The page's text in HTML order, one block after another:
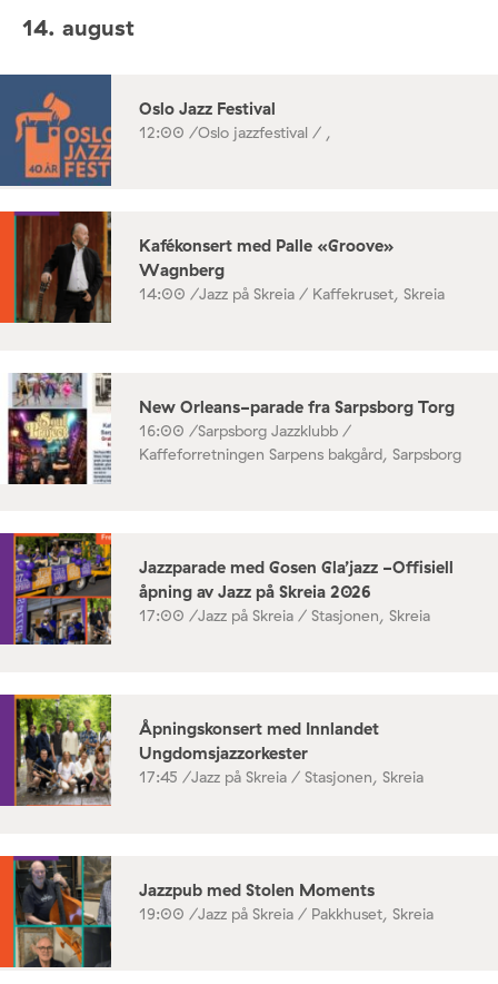
14. august
Oslo Jazz Festival
12:00 /Oslo jazzfestival / ,
Kafékonsert med Palle «Groove»
Wagnberg
14:00 /Jazz på Skreia / Kaffekruset, Skreia
New Orleans-parade fra Sarpsborg Torg
16:00 /Sarpsborg Jazzklubb /
Kaffeforretningen Sarpens bakgård, Sarpsborg
Jazzparade med Gosen Gla’jazz -Offisiell
åpning av Jazz på Skreia 2026
17:00 /Jazz på Skreia / Stasjonen, Skreia
Åpningskonsert med Innlandet
Ungdomsjazzorkester
17:45 /Jazz på Skreia / Stasjonen, Skreia
Jazzpub med Stolen Moments
19:00 /Jazz på Skreia / Pakkhuset, Skreia